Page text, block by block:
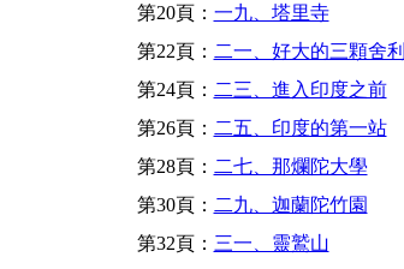
第20頁： 一九、塔里寺
第22頁： 二一、好大的三顆舍利
第24頁： 二三、進入印度之前
第26頁： 二五、印度的第一站
第28頁： 二七、那爛陀大學
第30頁： 二九、迦蘭陀竹園
第32頁： 三一、靈鷲山